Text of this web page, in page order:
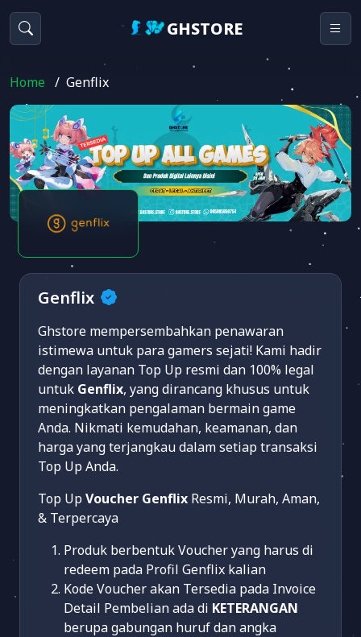
GHSTORE
Home / Genflix
Genflix
Ghstore mempersembahkan penawaran
istimewa untuk para gamers sejati! Kami hadir
dengan layanan Top Up resmi dan 100% legal
untuk Genflix, yang dirancang khusus untuk
meningkatkan pengalaman bermain game
Anda. Nikmati kemudahan, keamanan, dan
harga yang terjangkau dalam setiap transaksi
Top Up Anda.
Top Up Voucher Genflix Resmi, Murah, Aman,
& Terpercaya
Produk berbentuk Voucher yang harus di
redeem pada Profil Genflix kalian
Kode Voucher akan Tersedia pada Invoice
Detail Pembelian ada di KETERANGAN
berupa gabungan huruf dan angka